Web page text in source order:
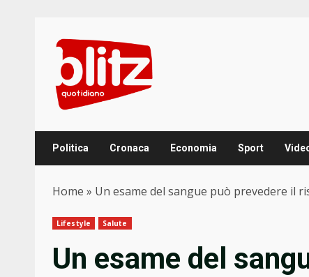
content
Politica Cronaca Economia Sport
Home » Un esame del sangue può prevedere il
Lifestyle Salute
Un esame del